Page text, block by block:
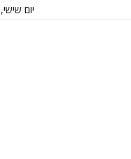
יום שישי,